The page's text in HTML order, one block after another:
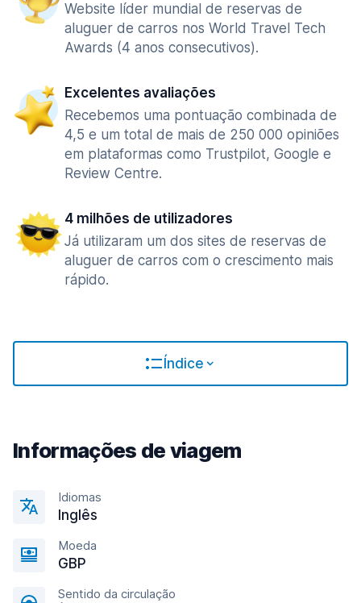
Website líder mundial de reservas de
aluguer de carros nos World Travel Tech
Awards (4 anos consecutivos).
Excelentes avaliações
Recebemos uma pontuação combinada de
4,5 e um total de mais de 250 000 opiniões
em plataformas como Trustpilot, Google e
Review Centre.
4 milhões de utilizadores
Já utilizaram um dos sites de reservas de
aluguer de carros com o crescimento mais
rápido.
Índice
Informações de viagem
Idiomas
Inglês
Moeda
GBP
Sentido da circulação